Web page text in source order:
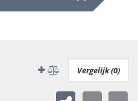
Vergelijk (0)